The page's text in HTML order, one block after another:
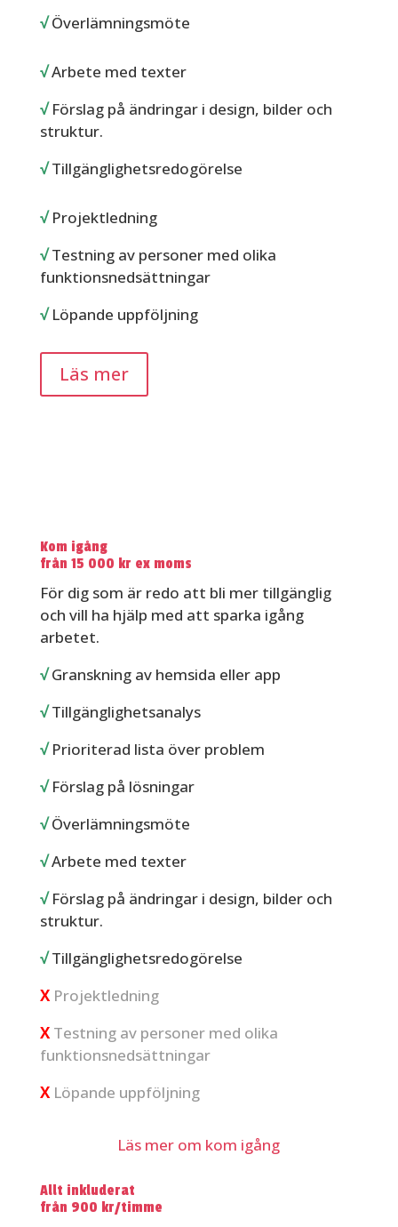
√Överlämningsmöte
√Arbete med texter
√Förslag på ändringar i design, bilder och
struktur.
√Tillgänglighetsredogörelse
√Projektledning
√Testning av personer med olika
funktionsnedsättningar
√Löpande uppföljning
Läs mer
Kom igång
från 15 000 kr ex moms
För dig som är redo att bli mer tillgänglig
och vill ha hjälp med att sparka igång
arbetet.
√ Granskning av hemsida eller app
√ Tillgänglighetsanalys
√ Prioriterad lista över problem
√ Förslag på lösningar
√ Överlämningsmöte
√Arbete med texter
√ Förslag på ändringar i design, bilder och
struktur.
√ Tillgänglighetsredogörelse
X Projektledning
X ​Testning av personer med olika
funktionsnedsättningar
X Löpande uppföljning
Läs mer om kom igång
Allt inkluderat
från 900 kr/timme